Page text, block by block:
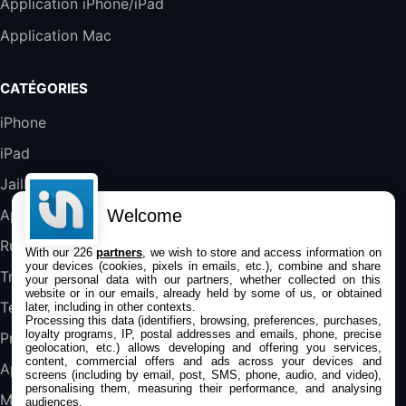
Galaxy S25 FE 6,7\" 5G Nano SIM 128 Go
Blanc
45,98€
Application iPhone/iPad
Application Mac
CATÉGORIES
iPhone
iPad
Jailbreak
Applications
Rumeurs
Trucs & astuces
Tests
Promos
Apple
Mac
Welcome
With our 226partners , we wish to store and access information on
your devices (cookies, pixels in emails, etc.), combine and share
your personal data with our partners, whether collected on this
website or in our emails, already held by some of us, or obtained
later, including in other contexts.
Processing this data (identifiers, browsing, preferences, purchases,
loyalty programs, IP, postal addresses and emails, phone, precise
geolocation, etc.) allows developing and offering you services,
content, commercial offers and ads across your devices and
screens (including by email, post, SMS, phone, audio, and video),
personalising them, measuring their performance, and analysing
audiences.